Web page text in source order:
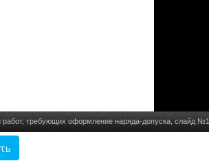
требующих оформление наряда-допуска, слайд №1